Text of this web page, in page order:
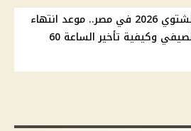
التوقيت الشتوي 2026 في مصر.. موعد انتهاء
التوقيت الصيفي وكيفية تأخير الساعة 60